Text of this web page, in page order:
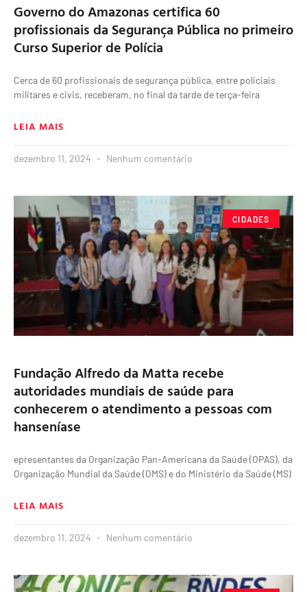
Governo do Amazonas certifica 60
profissionais da Segurança Pública no primeiro
Curso Superior de Polícia
Cerca de 60 profissionais de segurança pública, entre policiais
militares e civis, receberam, no final da tarde de terça-feira
LEIA MAIS
dezembro 11, 2024 Nenhum comentário
CIDADES
Fundação Alfredo da Matta recebe
autoridades mundiais de saúde para
conhecerem o atendimento a pessoas com
hanseníase
epresentantes da Organização Pan-Americana da Saúde (OPAS), da
Organização Mundial da Saúde (OMS) e do Ministério da Saúde (MS)
LEIA MAIS
dezembro 11, 2024 Nenhum comentário